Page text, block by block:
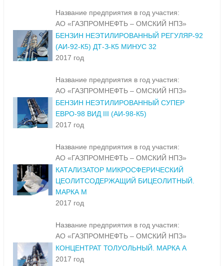
Название предприятия в год участия:
АО «ГАЗПРОМНЕФТЬ – ОМСКИЙ НПЗ»
БЕНЗИН НЕЭТИЛИРОВАННЫЙ РЕГУЛЯР-92
(АИ-92-К5) ДТ-З-К5 МИНУС 32
Название предприятия в год участия:
АО «ГАЗПРОМНЕФТЬ – ОМСКИЙ НПЗ»
БЕНЗИН НЕЭТИЛИРОВАННЫЙ СУПЕР
ЕВРО-98 ВИД III (АИ-98-К5)
Название предприятия в год участия:
АО «ГАЗПРОМНЕФТЬ – ОМСКИЙ НПЗ»
КАТАЛИЗАТОР МИКРОСФЕРИЧЕСКИЙ
ЦЕОЛИТСОДЕРЖАЩИЙ БИЦЕОЛИТНЫЙ.
МАРКА М
Название предприятия в год участия:
АО «ГАЗПРОМНЕФТЬ – ОМСКИЙ НПЗ»
КОНЦЕНТРАТ ТОЛУОЛЬНЫЙ. МАРКА А